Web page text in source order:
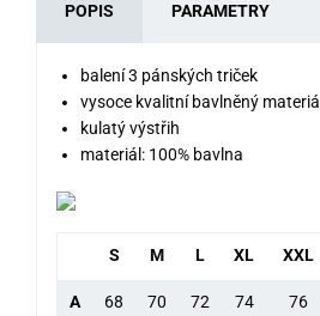
POPIS PARAMETRY
balení 3 pánských triček
vysoce kvalitní bavlněný materiál
kulatý výstřih
materiál: 100% bavlna
S M L XL XXL
A 68 70 72 74 76